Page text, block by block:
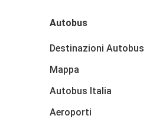
Autobus
Destinazioni Autobus
Mappa
Autobus Italia
Aeroporti